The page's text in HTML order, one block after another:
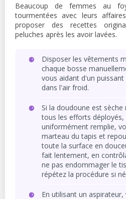
Beaucoup de femmes au
tourmentées avec leurs
proposer des recettes
peluches après les avoir lavées.
Disposer les vêtements
chaque bosse
vous aidant d'un
dans l'air froid.
Si la doudoune est sèche
tous les efforts déployés,
uniformément remplie,
marteau du tapis et
toute la surface en
fait lentement, en
ne pas endommager le
répétez la procédure si
En utilisant un